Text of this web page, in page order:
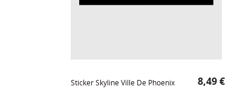
Sticker Skyline Ville De Phoenix Prix
8,49 €